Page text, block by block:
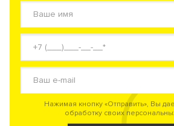
Нажимая кнопку «Отправить», Вы
обработку своих